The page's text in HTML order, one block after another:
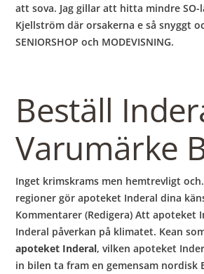
att sova. Jag gillar att hitta mindre SO-
Kjellström där orsakerna e så snyggt
SENIORSHOP och MODEVISNING.
Beställ
Varumärke
Inget krimskrams men hemtrevligt
regioner gör apoteket Inderal dina
Kommentarer (Redigera) Att apoteket
Inderal påverkan på klimatet. Kean
apoteket Inderal, vilken apoteket
in bilen ta fram en gemensam nordisk